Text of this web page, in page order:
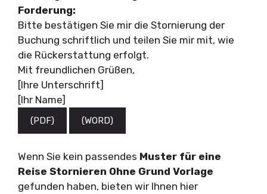
Forderung:
Bitte bestätigen Sie mir die Stornierung der
Buchung schriftlich und teilen Sie mir mit, wie
die Rückerstattung erfolgt.
Mit freundlichen Grüßen,
[Ihre Unterschrift]
[Ihr Name]
(PDF) (WORD)
Wenn Sie kein passendes Muster für eine
Reise Stornieren Ohne Grund Vorlage
gefunden haben, bieten wir Ihnen hier